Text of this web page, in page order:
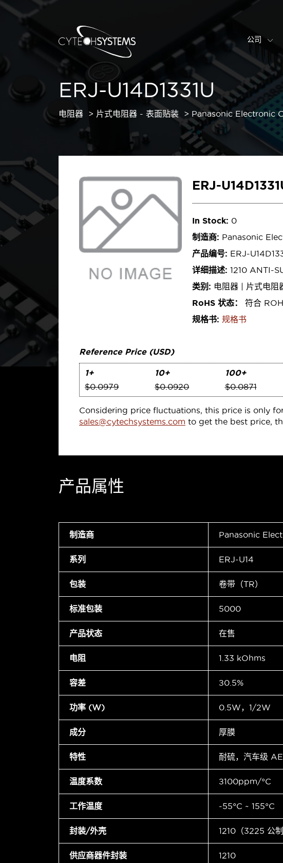
公司
ERJ-U14D1331U
电阻器 片式电阻器 - 表面贴装 Panasonic Electronic
ERJ-
In Stock: 0
制造商: Panasonic
产品编号: ERJ-
详细描述: 1210 ANTI-
类别: 电阻器 | 片式电阻
RoHS 状态：
符合
规格书: 规格书
Reference Price (USD)
1+
$0.0979
10+
$0.0920
100+
$0.0871
Considering price fluctuations, this price is only
sales@cytechsystems.com to get the best price,
产品属性
制造商 Panasonic
系列 ERJ-U14
包装 卷带（TR）
标准包装 5000
产品状态 在售
电阻 1.33 kOhms
容差 ±0.5%
功率 (W) 0.5W，1/2W
成分 厚膜
特性 耐硫，汽车级
温度系数 ±100ppm/°C
工作温度 -55°C ~ 155°C
封装/外壳 1210（3225 公制
供应商器件封装 1210